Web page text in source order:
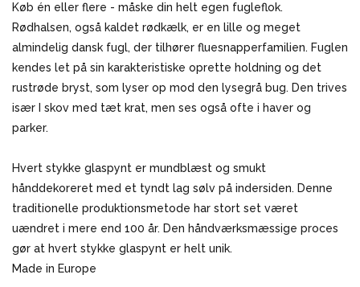
Køb én eller flere - måske din helt egen fugleflok.
Rødhalsen, også kaldet rødkælk, er en lille og meget
almindelig dansk fugl, der tilhører fluesnapperfamilien. Fuglen
kendes let på sin karakteristiske oprette holdning og det
rustrøde bryst, som lyser op mod den lysegrå bug. Den trives
især I skov med tæt krat, men ses også ofte i haver og
parker.
Hvert stykke glaspynt er mundblæst og smukt
hånddekoreret med et tyndt lag sølv på indersiden. Denne
traditionelle produktionsmetode har stort set været
uændret i mere end 100 år. Den håndværksmæssige proces
gør at hvert stykke glaspynt er helt unik.
Made in Europe